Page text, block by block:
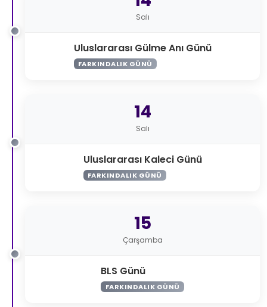
Salı
Uluslararası Gülme Anı Günü
FARKINDALIK GÜNÜ
14
Salı
Uluslararası Kaleci Günü
FARKINDALIK GÜNÜ
15
Çarşamba
BLS Günü
FARKINDALIK GÜNÜ